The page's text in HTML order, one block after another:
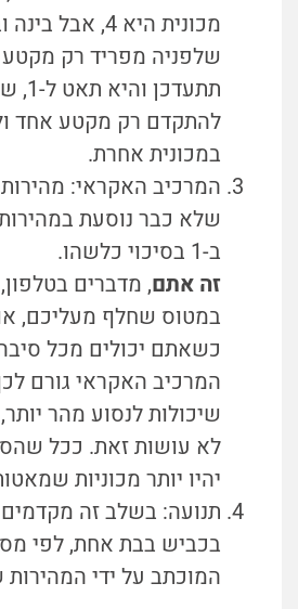
מכונית היא 4,
שלפניה מפריד רק
להתקדם רק מקטע אחד
במכונית אחרת.
המרכיב האקראי:
שלא כבר נוסעת
ב-1 בסיכוי כלשהו.
זה אתם, מדברים
במטוס שחלף מעליכם,
כשאתם יכולים מכל
המרכיב האקראי גורם
שיכולות לנסוע מהר
לא עושות זאת. ככל
יהיו יותר מכוניות
תנועה: בשלב זה
בכביש בבת אחת, לפי
המוכתב על ידי המהירות